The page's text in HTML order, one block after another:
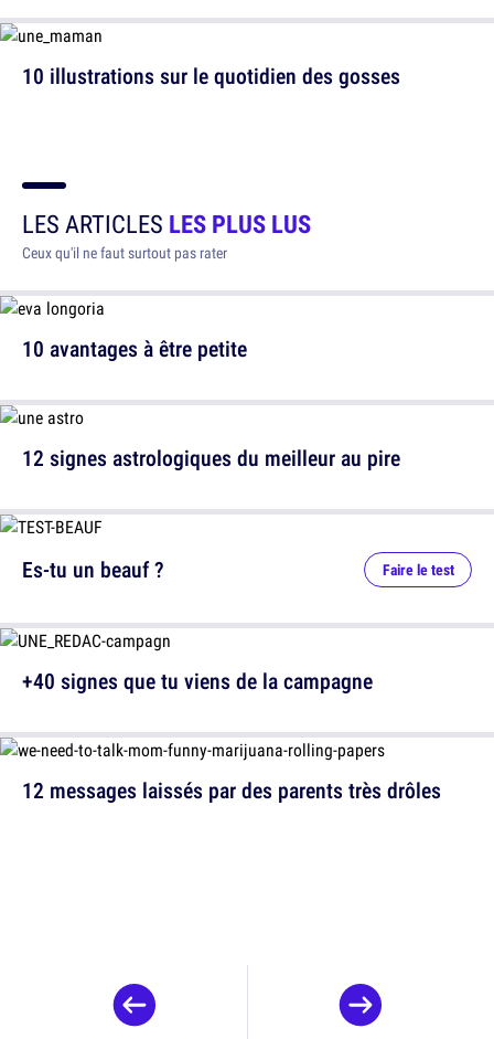
10 illustrations sur le quotidien des gosses
LES ARTICLES LES PLUS LUS
Ceux qu'il ne faut surtout pas rater
10 avantages à être petite
12 signes astrologiques du meilleur au pire
12 messages laissés par des parents très drôles
Es-tu un beauf ? Faire le test
+40 signes que tu viens de la campagne